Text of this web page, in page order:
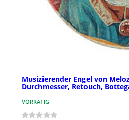
Musizierender Engel von
Durchmesser, Retouch,
VORRÄTIG